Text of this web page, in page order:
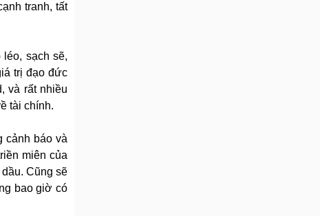
tranh, tất
sạch sẽ,
trị đạo đức
và rất nhiều
tài chính.
cảnh báo và
miên của
Cũng sẽ
bao giờ có